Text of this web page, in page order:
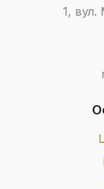
1, вул.